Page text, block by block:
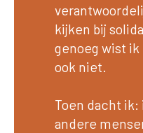
kijken bij
genoeg wist
ook niet.
Toen dacht ik:
andere